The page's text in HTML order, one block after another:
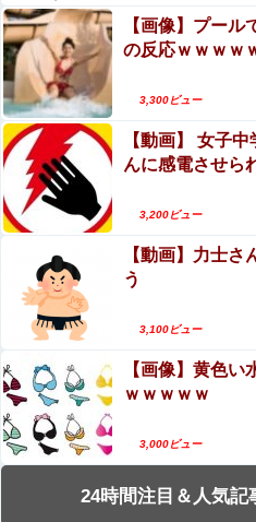
【画像】プー
の反応ｗｗｗｗ
3,300ビュー
【動画】 女子
んに感電させ
3,200ビュー
【動画】力士さ
う
3,100ビュー
【画像】黄色い
ｗｗｗｗｗ
3,000ビュー
24時間注目＆人気